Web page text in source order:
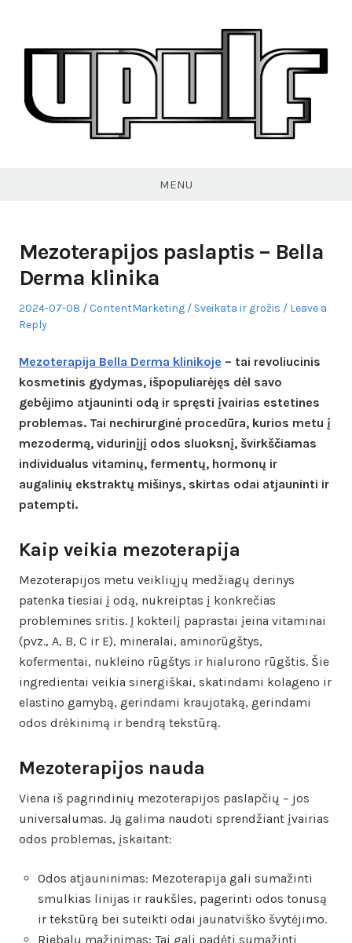
content
MENU
Mezoterapijos paslaptis – Bella
Derma klinika
Posted
on
2024-07-08 Author
ContentMarketing
Posted
Sveikata ir grožis
Leave a
Reply
Mezoterapija Bella Derma klinikoje – tai revoliucinis
kosmetinis gydymas, išpopuliarėjęs dėl savo
gebėjimo atjauninti odą ir spręsti įvairias estetines
problemas. Tai nechirurginė procedūra, kurios metu į
mezodermą, vidurinįjį odos sluoksnį, švirkščiamas
individualus vitaminų, fermentų, hormonų ir
augalinių ekstraktų mišinys, skirtas odai atjauninti ir
patempti.
Kaip veikia mezoterapija
Mezoterapijos metu veikliųjų medžiagų derinys
patenka tiesiai į odą, nukreiptas į konkrečias
problemines sritis. Į kokteilį paprastai įeina vitaminai
(pvz., A, B, C ir E), mineralai, aminorūgštys,
kofermentai, nukleino rūgštys ir hialurono rūgštis. Šie
ingredientai veikia sinergiškai, skatindami kolageno ir
elastino gamybą, gerindami kraujotaką, gerindami
odos drėkinimą ir bendrą tekstūrą.
Mezoterapijos nauda
Viena iš pagrindinių mezoterapijos paslapčių – jos
universalumas. Ją galima naudoti sprendžiant įvairias
odos problemas, įskaitant:
Odos atjauninimas: Mezoterapija gali sumažinti
smulkias linijas ir raukšles, pagerinti odos tonusą
ir tekstūrą bei suteikti odai jaunatviško švytėjimo.
Riebalų mažinimas: Tai gali padėti sumažinti